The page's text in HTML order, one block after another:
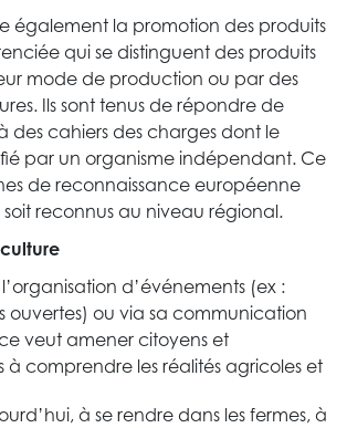
également la promotion des produits
qui se distinguent des produits
mode de production ou par des
Ils sont tenus de répondre de
des cahiers des charges dont le
par un organisme indépendant. Ce
de reconnaissance européenne
soit reconnus au niveau régional.
d’événements (ex :
ouvertes) ou via sa communication
veut amener citoyens et
à comprendre les réalités agricoles et
à se rendre dans les fermes, à